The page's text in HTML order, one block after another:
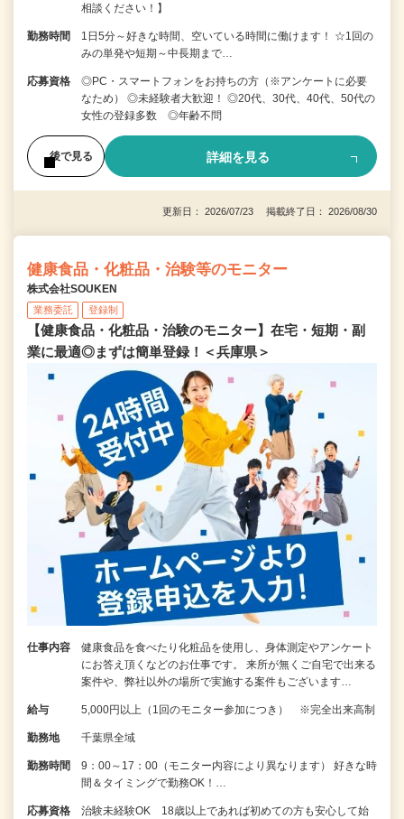
相談ください！】
勤務時間
1日5分～好きな時間、空いている時間に働けます！ ☆1回の
みの単発や短期～中長期まで…
応募資格
◎PC・スマートフォンをお持ちの方（※アンケートに必要
なため） ◎未経験者大歓迎！ ◎20代、30代、40代、50代の
女性の登録多数 ◎年齢不問
後で見る 詳細を見る
更新日： 2026/07/23 掲載終了日： 2026/08/30
健康食品・化粧品・治験等のモニター
株式会社SOUKEN
業務委託 登録制
【健康食品・化粧品・治験のモニター】在宅・短期・副
業に最適◎まずは簡単登録！＜兵庫県＞
仕事内容
健康食品を食べたり化粧品を使用し、身体測定やアンケート
にお答え頂くなどのお仕事です。 来所が無くご自宅で出来る
案件や、弊社以外の場所で実施する案件もございます…
給与 5,000円以上（1回のモニター参加につき） ※完全出来高制
勤務地 千葉県全域
勤務時間
9：00～17：00（モニター内容により異なります） 好きな時
間＆タイミングで勤務OK！…
応募資格
治験未経験OK 18歳以上であれば初めての方も安心して始